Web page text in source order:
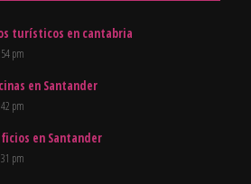
turísticos en cantabria
pm
en Santander
pm
en Santander
pm